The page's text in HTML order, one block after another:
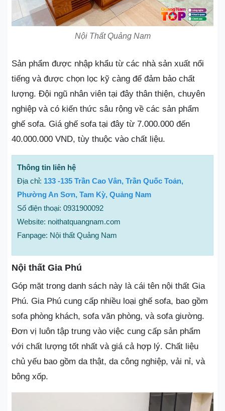
Nội Thất Quảng Nam
Sản phẩm được nhập khẩu từ các nhà sản xuất nổi
tiếng và được chọn lọc kỹ càng để đảm bảo chất
lượng. Đội ngũ nhân viên tại đây thân thiện, chuyên
nghiệp và có kiến thức sâu rộng về các sản phẩm
ghế sofa. Giá ghế sofa tại đây từ 7.000.000 đến
40.000.000 VND, tùy thuộc vào chất liệu.
Thông tin liên hệ
Địa chỉ: 133 -135 Trần Cao Vân, Trần Quốc Toản,
Phường An Sơn, Tam Kỳ, Quảng Nam
Số điện thoại: 0931900092
Website: noithatquangnam.com
Fanpage: Nội thất Quảng Nam
Nội thất Gia Phú
Góp mặt trong danh sách này là cái tên nội thất Gia
Phú. Gia Phú cung cấp nhiều loại ghế sofa, bao gồm
sofa phòng khách, sofa văn phòng, và sofa giường.
Đơn vị luôn tập trung vào việc cung cấp sản phẩm
với chất lượng tốt nhất và giá cả hợp lý. Chất liệu
chủ yếu bao gồm da thật, da công nghiệp, vải nỉ, và
bông xốp.